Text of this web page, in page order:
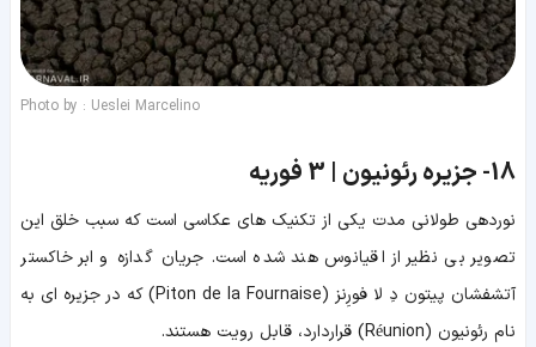
Photo by : Ueslei Marcelino
18- جزیره رئونیون | 3 فوریه
نوردهی طولانی مدت یکی از تکنیک های عکاسی است که سبب خلق این
تصویر بی نظیر از اقیانوس هند شده است. جریان گدازه و ابر خاکستر
آتشفشان پیتون دِ لا فورِنز (Piton de la Fournaise) که در جزیره ای به
نام رئونیون (Réunion) قراردارد، قابل رویت هستند.